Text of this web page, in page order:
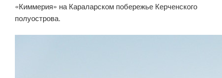
«Киммерия» на Караларском побережье Керченского
полуострова.